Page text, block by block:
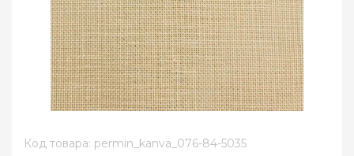
Код товара: permin_kanva_076-84-5035